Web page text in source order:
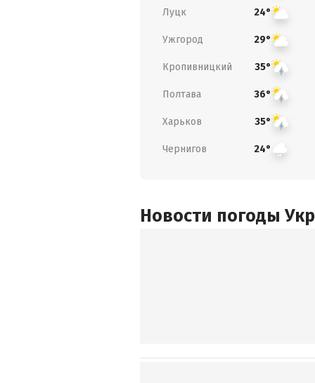
Луцк 24°
Ужгород 29°
Кропивницкий 35°
Полтава 36°
Харьков 35°
Чернигов 24°
Новости погоды